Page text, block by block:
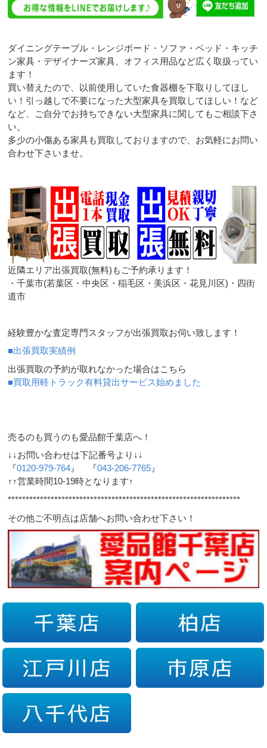
ダイニングテーブル・レンジボード・ソファ・ベッド・キッチ
ン家具・デザイナーズ家具、オフィス用品など広く取扱ってい
ます！
買い替えたので、以前使用していた食器棚を下取りしてほし
い！引っ越しで不要になった大型家具を買取してほしい！など
など、ご自分でお持ちできない大型家具に関してもご相談下さ
い。
多少の小傷ある家具も買取しておりますので、お気軽にお問い
合わせ下さいませ。
近隣エリア出張買取(無料)もご予約承ります！
・千葉市(若葉区・中央区・稲毛区・美浜区・花見川区)・四街
道市
経験豊かな査定専門スタッフが出張買取お伺い致します！
■出張買取実績例
出張買取の予約が取れなかった場合はこちら
■買取用軽トラック有料貸出サービス始めました
売るのも買うのも愛品館千葉店へ！
↓↓お問い合わせは下記番号より↓↓
『0120-979-764 』 『043-206-7765 』
↑↑営業時間10-19時となります↑
*****************************************************************
その他ご不明点は店舗へお問い合わせ下さい！